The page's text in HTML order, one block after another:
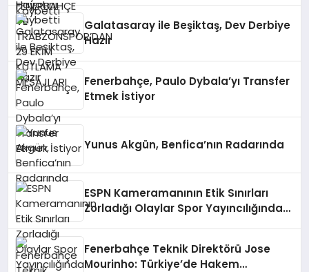
Galatasaray ile Beşiktaş, Dev Derbiye
Hazır
Fenerbahçe, Paulo Dybala’yı Transfer
Etmek İstiyor
Yunus Akgün, Benfica’nın Radarında
ESPN Kameramanının Etik Sınırları
Zorladığı Olaylar Spor Yayıncılığında
Fenerbahçe Teknik Direktörü Jose
Mourinho: Türkiye’de Hakem